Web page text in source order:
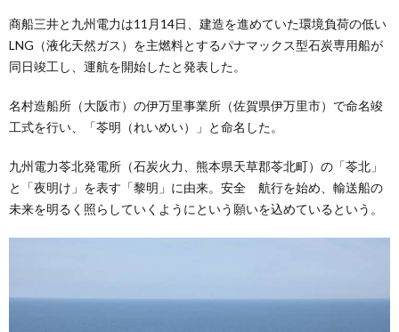
商船三井と九州電力は11月14日、建造を進めていた環境負荷の低い
LNG（液化天然ガス）を主燃料とするパナマックス型石炭専用船が
同日竣工し、運航を開始したと発表した。
名村造船所（大阪市）の伊万里事業所（佐賀県伊万里市）で命名竣
工式を行い、「苓明（れいめい）」と命名した。
九州電力苓北発電所（石炭火力、熊本県天草郡苓北町）の「苓北」
と「夜明け」を表す「黎明」に由来。安全 航行を始め、輸送船の
未来を明るく照らしていくようにという願いを込めているという。